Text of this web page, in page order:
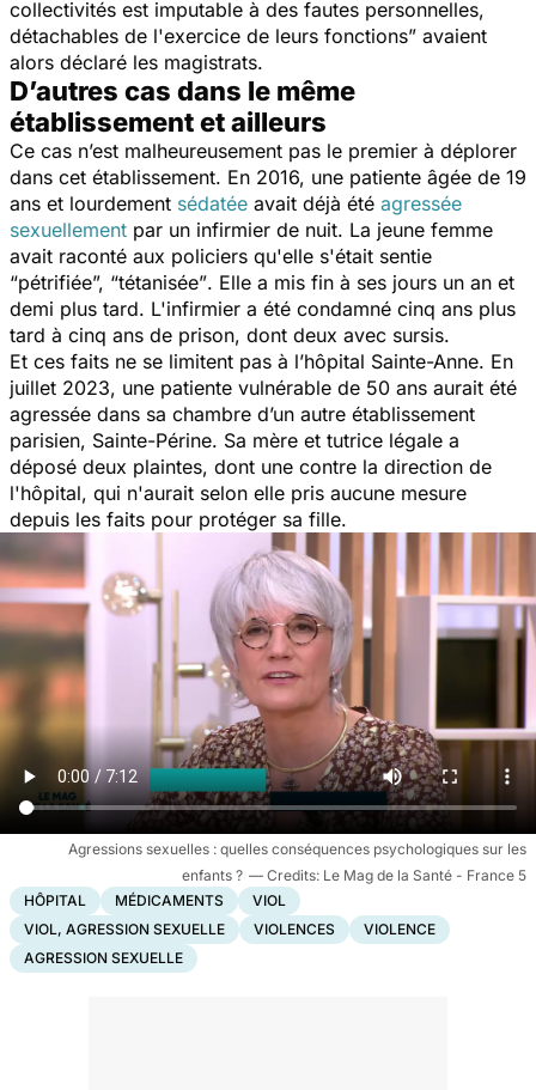
collectivités est imputable à des fautes personnelles,
détachables de l'exercice de leurs fonctions” avaient
alors déclaré les magistrats.
D’autres cas dans le même
établissement et ailleurs
Ce cas n’est malheureusement pas le premier à déplorer
dans cet établissement. En 2016, une patiente âgée de 19
ans et lourdement sédatée avait déjà été agressée
sexuellement par un infirmier de nuit. La jeune femme
avait raconté aux policiers qu'elle s'était sentie
“pétrifiée”, “tétanisée”. Elle a mis fin à ses jours un an et
demi plus tard. L'infirmier a été condamné cinq ans plus
tard à cinq ans de prison, dont deux avec sursis.
Et ces faits ne se limitent pas à l’hôpital Sainte-Anne. En
juillet 2023, une patiente vulnérable de 50 ans aurait été
agressée dans sa chambre d’un autre établissement
parisien, Sainte-Périne. Sa mère et tutrice légale a
déposé deux plaintes, dont une contre la direction de
l'hôpital, qui n'aurait selon elle pris aucune mesure
depuis les faits pour protéger sa fille.
Agressions sexuelles : quelles conséquences psychologiques sur les
enfants ?
Le Mag de la Santé - France 5
HÔPITAL
MÉDICAMENTS
VIOL
VIOL, AGRESSION SEXUELLE
VIOLENCES
VIOLENCE
AGRESSION SEXUELLE